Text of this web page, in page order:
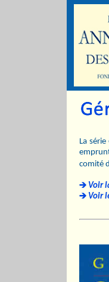
La série
comité
Voir
Voir